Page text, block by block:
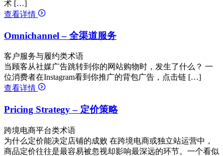
术 […]
查看详情
Omnichannel – 全渠道服务
客户服务与履约类术语
当顾客从社媒广告跳转到你的网站购物时，发生了什么？ 一
位消费者在Instagram看到你推广的背包广告，点击链 […]
查看详情
Pricing Strategy – 定价策略
跨境电商平台类术语
为什么定价能决定店铺的成败 在跨境电商或独立站运营中，
商品定价往往是最容易被忽视却影响最深远的环节。一个看似